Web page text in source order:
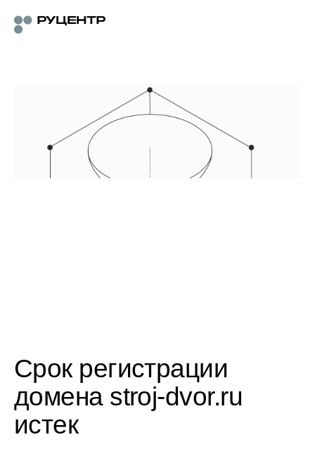
Срок регистрации
домена stroj-dvor.ru
истек